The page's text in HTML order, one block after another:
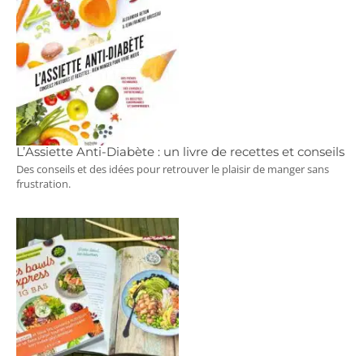
L’Assiette Anti-Diabète : un livre de recettes et conseils
Des conseils et des idées pour retrouver le plaisir de manger sans
frustration.